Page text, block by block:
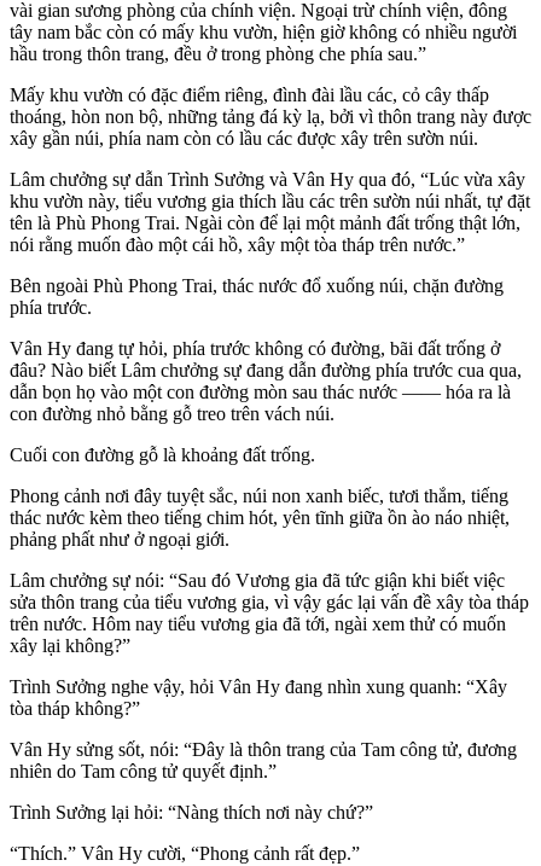
vài gian sương phòng của chính viện. Ngoại trừ chính viện, đông
tây nam bắc còn có mấy khu vườn, hiện giờ không có nhiều người
hầu trong thôn trang, đều ở trong phòng che phía sau.”
Mấy khu vườn có đặc điểm riêng, đình đài lầu các, cỏ cây thấp
thoáng, hòn non bộ, những tảng đá kỳ lạ, bởi vì thôn trang này được
xây gần núi, phía nam còn có lầu các được xây trên sườn núi.
Lâm chưởng sự dẫn Trình Sưởng và Vân Hy qua đó, “Lúc vừa xây
khu vườn này, tiểu vương gia thích lầu các trên sườn núi nhất, tự đặt
tên là Phù Phong Trai. Ngài còn để lại một mảnh đất trống thật lớn,
nói rằng muốn đào một cái hồ, xây một tòa tháp trên nước.”
Bên ngoài Phù Phong Trai, thác nước đổ xuống núi, chặn đường
phía trước.
Vân Hy đang tự hỏi, phía trước không có đường, bãi đất trống ở
đâu? Nào biết Lâm chưởng sự đang dẫn đường phía trước cua qua,
dẫn bọn họ vào một con đường mòn sau thác nước —— hóa ra là
con đường nhỏ bằng gỗ treo trên vách núi.
Cuối con đường gỗ là khoảng đất trống.
Phong cảnh nơi đây tuyệt sắc, núi non xanh biếc, tươi thắm, tiếng
thác nước kèm theo tiếng chim hót, yên tĩnh giữa ồn ào náo nhiệt,
phảng phất như ở ngoại giới.
Lâm chưởng sự nói: “Sau đó Vương gia đã tức giận khi biết việc
sửa thôn trang của tiểu vương gia, vì vậy gác lại vấn đề xây tòa tháp
trên nước. Hôm nay tiểu vương gia đã tới, ngài xem thử có muốn
xây lại không?”
Trình Sưởng nghe vậy, hỏi Vân Hy đang nhìn xung quanh: “Xây
tòa tháp không?”
Vân Hy sửng sốt, nói: “Đây là thôn trang của Tam công tử, đương
nhiên do Tam công tử quyết định.”
Trình Sưởng lại hỏi: “Nàng thích nơi này chứ?”
“Thích.” Vân Hy cười, “Phong cảnh rất đẹp.”